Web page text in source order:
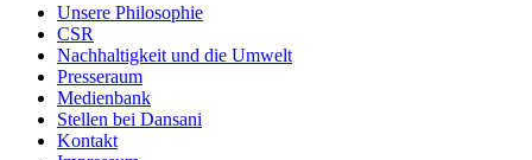
Unsere Philosophie
CSR
Nachhaltigkeit und die Umwelt
Presseraum
Medienbank
Stellen bei Dansani
Kontakt